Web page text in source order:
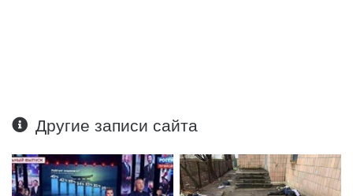
Другие записи сайта